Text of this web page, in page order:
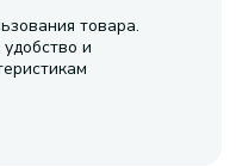
товара.
и